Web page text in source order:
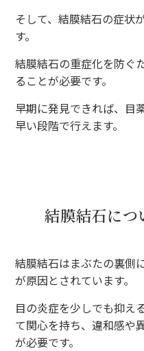
そして、結膜結石の症状
す。
結膜結石の重症化を防ぐ
ることが必要です。
早期に発見できれば、目
早い段階で行えます。
結膜結石につ
結膜結石はまぶたの裏側
が原因とされています。
目の炎症を少しでも抑え
て関心を持ち、違和感や
が必要です。